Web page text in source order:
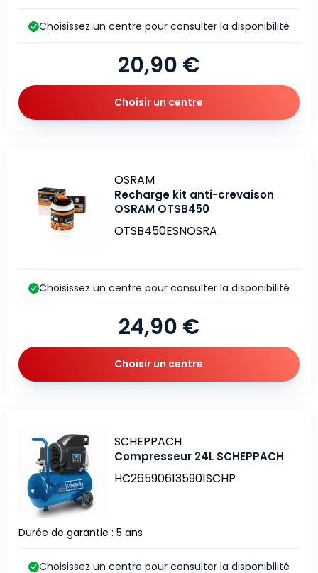
20,90 €
Choisissez un centre pour consulter la disponibilité
Choisir un centre
Marque
OSRAM
Recharge kit anti-crevaison
OSRAM OTSB450
OTSB450ESNOSRA
24,90 €
Choisissez un centre pour consulter la disponibilité
Choisir un centre
Marque
SCHEPPACH
Compresseur 24L SCHEPPACH
HC265906135901SCHP
Durée de garantie : 5 ans
Choisissez un centre pour consulter la disponibilité